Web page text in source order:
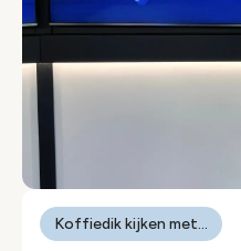
Koffiedik kijken met...